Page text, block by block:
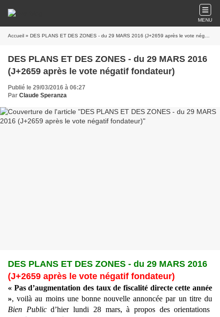
MENU
Accueil » DES PLANS ET DES ZONES - du 29 MARS 2016 (J+2659 après le vote négatif fondateur)
DES PLANS ET DES ZONES - du 29 MARS 2016
(J+2659 après le vote négatif fondateur)
Publié le 29/03/2016 à 06:27
Par Claude Speranza
DES PLANS ET DES ZONES - du 29 MARS 2016
(J+2659 après le vote négatif fondateur)
« Pas d’augmentation des taux de fiscalité directe cette année
», voilà au moins une bonne nouvelle annoncée par un titre du
Bien Publicd’hier lundi 28 mars, à propos des orientations